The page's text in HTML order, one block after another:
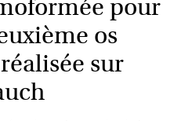
pour
os
sur